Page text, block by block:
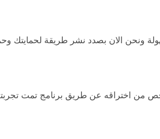
ونحن الان بصدد نشر طريقة لحمايتك
من اختراقه عن طريق برنامج تمت